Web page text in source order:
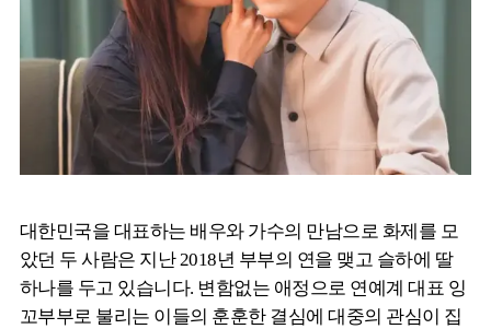
대한민국을 대표하는 배우와 가수의 만남으로 화제를 모
았던 두 사람은 지난 2018년 부부의 연을 맺고 슬하에 딸
하나를 두고 있습니다. 변함없는 애정으로 연예계 대표 잉
꼬부부로 불리는 이들의 훈훈한 결심에 대중의 관심이 집